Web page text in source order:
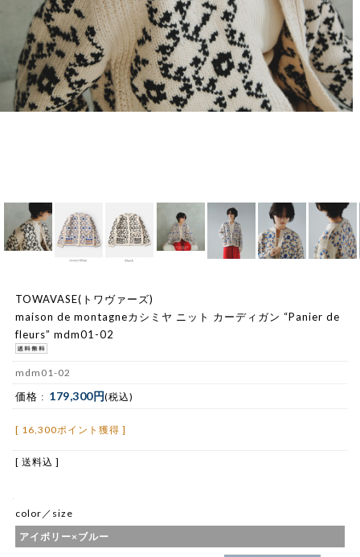
TOWAVASE(トワヴァーズ)
maison de montagneカシミヤ ニット カーディガン “Panier de
fleurs” mdm01-02
mdm01-02
価格 : 179,300円(税込)
[ 16,300ポイント獲得 ]
[ 送料込 ]
color／size
アイボリー×ブルー